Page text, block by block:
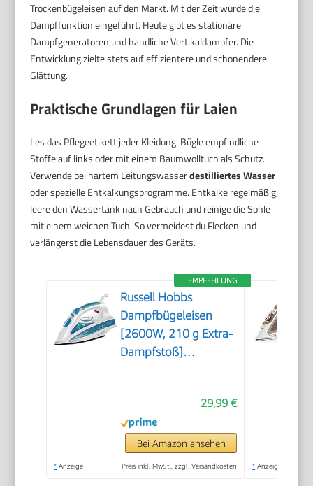
Trockenbügeleisen auf den Markt. Mit der Zeit wurde die
Dampffunktion eingeführt. Heute gibt es stationäre
Dampfgeneratoren und handliche Vertikaldampfer. Die
Entwicklung zielte stets auf effizientere und schonendere
Glättung.
Praktische Grundlagen für Laien
Les das Pflegeetikett jeder Kleidung. Bügle empfindliche
Stoffe auf links oder mit einem Baumwolltuch als Schutz.
Verwende bei hartem Leitungswasserdestilliertes Wasser
oder spezielle Entkalkungsprogramme. Entkalke regelmäßig,
leere den Wassertank nach Gebrauch und reinige die Sohle
mit einem weichen Tuch. So vermeidest du Flecken und
verlängerst die Lebensdauer des Geräts.
EMPFEHLUNG
Russell Hobbs
Dampfbügeleisen
[2600W, 210 g Extra-
Dampfstoß]
Selbstreinigungs- &
Sprühwasserfunktion,
Antikalk &
29,99 €
Bei Amazon ansehen
* Anzeige Preis inkl. MwSt., zzgl. Versandkosten * Anzeige